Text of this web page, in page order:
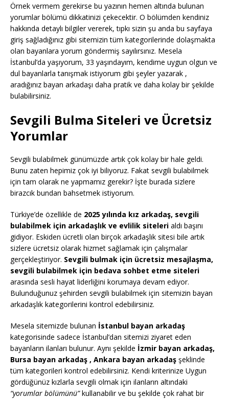
Örnek vermem gerekirse bu yazının hemen altında bulunan
yorumlar bölümü dikkatinizi çekecektir. O bölümden kendiniz
hakkında detaylı bilgiler vererek, tıpkı sizin şu anda bu sayfaya
giriş sağladığınız gibi sitemizin tüm kategorilerinde dolaşmakta
olan bayanlara yorum göndermiş sayılırsınız. Mesela
İstanbul’da yaşıyorum, 33 yaşındayım, kendime uygun olgun ve
dul bayanlarla tanışmak istiyorum gibi şeyler yazarak ,
aradığınız bayan arkadaşı daha pratik ve daha kolay bir şekilde
bulabilirsiniz.
Sevgili Bulma Siteleri ve Ücretsiz
Yorumlar
Sevgili bulabilmek günümüzde artık çok kolay bir hale geldi.
Bunu zaten hepimiz çok iyi biliyoruz. Fakat sevgili bulabilmek
için tam olarak ne yapmamız gerekir? İşte burada sizlere
birazcık bundan bahsetmek istiyorum.
Türkiye’de özellikle de 2025 yılında kız arkadaş, sevgili
bulabilmek için arkadaşlık ve evlilik siteleri aldı başını
gidiyor. Eskiden ücretli olan birçok arkadaşlık sitesi bile artık
sizlere ücretsiz olarak hizmet sağlamak için çalışmalar
gerçekleştiriyor. Sevgili bulmak için ücretsiz mesajlaşma,
sevgili bulabilmek için bedava sohbet etme siteleri
arasında sesli hayat liderliğini korumaya devam ediyor.
Bulunduğunuz şehirden sevgili bulabilmek için sitemizin bayan
arkadaşlık kategorilerini kontrol edebilirsiniz.
Mesela sitemizde bulunan İstanbul bayan arkadaş
kategorisinde sadece İstanbul’dan sitemizi ziyaret eden
bayanların ilanları bulunur. Aynı şekilde İzmir bayan arkadaş,
Bursa bayan arkadaş , Ankara bayan arkadaş şeklinde
tüm kategorileri kontrol edebilirsiniz. Kendi kriterinize Uygun
gördüğünüz kızlarla sevgili olmak için ilanların altındaki
“yorumlar bölümünü”kullanabilir ve bu şekilde çok rahat bir